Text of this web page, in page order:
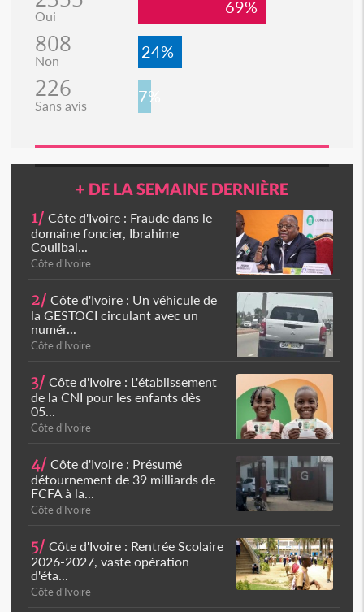
Oui 69%
808
Non 24%
226
Sans avis 7%
+ DE LA SEMAINE DERNIÈRE
1/ Côte d'Ivoire : Fraude dans le
domaine foncier, Ibrahime
Coulibal...
Côte d'Ivoire
2/ Côte d'Ivoire : Un véhicule de
la GESTOCI circulant avec un
numér...
Côte d'Ivoire
3/ Côte d'Ivoire : L'établissement
de la CNI pour les enfants dès
05...
Côte d'Ivoire
4/ Côte d'Ivoire : Présumé
détournement de 39 milliards de
FCFA à la...
Côte d'Ivoire
5/ Côte d'Ivoire : Rentrée Scolaire
2026-2027, vaste opération
d'éta...
Côte d'Ivoire